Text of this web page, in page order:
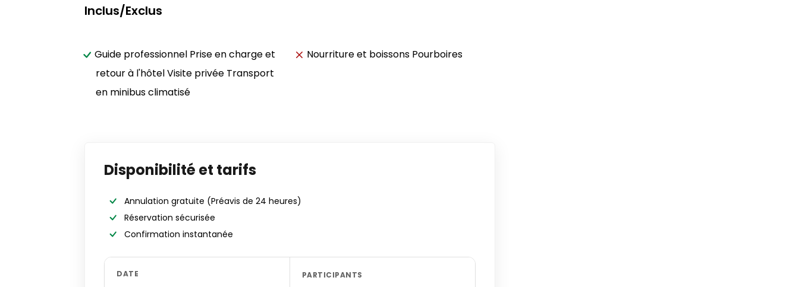
Inclus/Exclus
Guide professionnel Prise en charge et
retour à l'hôtel Visite privée Transport
en minibus climatisé
Nourriture et boissons Pourboires
Disponibilité et tarifs
Annulation gratuite (Préavis de 24 heures)
Réservation sécurisée
Confirmation instantanée
DATE PARTICIPANTS